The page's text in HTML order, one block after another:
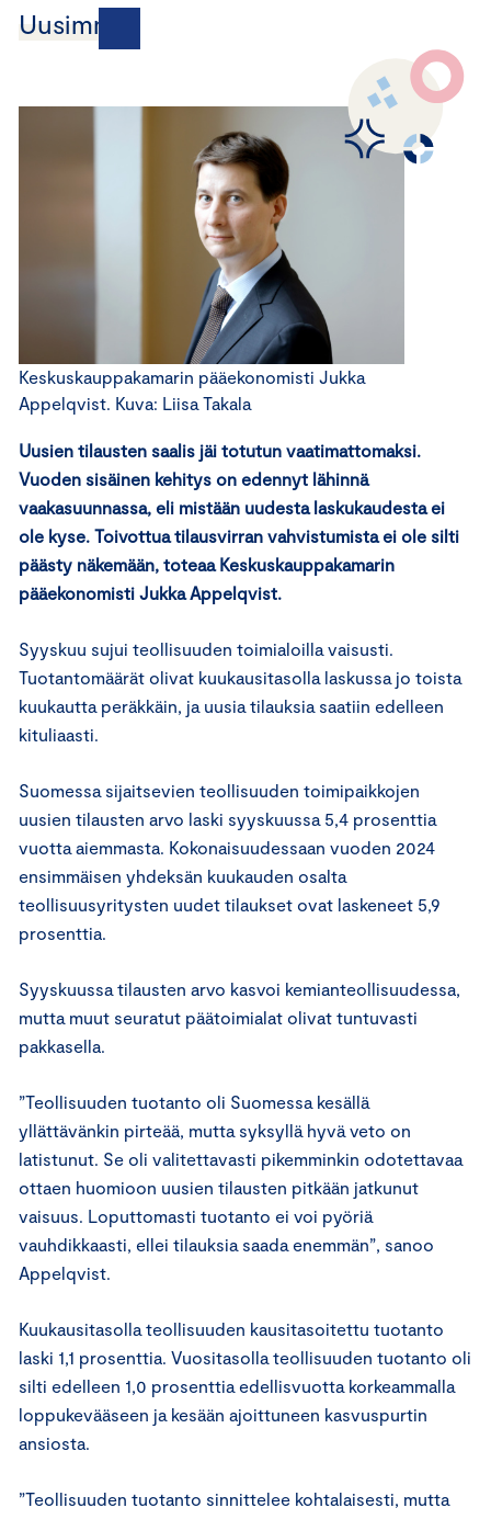
Uusimmat
Keskuskauppakamarin pääekonomisti Jukka
Appelqvist. Kuva: Liisa Takala
Uusien tilausten saalis jäi totutun vaatimattomaksi.
Vuoden sisäinen kehitys on edennyt lähinnä
vaakasuunnassa, eli mistään uudesta laskukaudesta ei
ole kyse. Toivottua tilausvirran vahvistumista ei ole silti
päästy näkemään, toteaa Keskuskauppakamarin
pääekonomisti Jukka Appelqvist.
Syyskuu sujui teollisuuden toimialoilla vaisusti.
Tuotantomäärät olivat kuukausitasolla laskussa jo toista
kuukautta peräkkäin, ja uusia tilauksia saatiin edelleen
kituliaasti.
Suomessa sijaitsevien teollisuuden toimipaikkojen
uusien tilausten arvo laski syyskuussa 5,4 prosenttia
vuotta aiemmasta. Kokonaisuudessaan vuoden 2024
ensimmäisen yhdeksän kuukauden osalta
teollisuusyritysten uudet tilaukset ovat laskeneet 5,9
prosenttia.
Syyskuussa tilausten arvo kasvoi kemianteollisuudessa,
mutta muut seuratut päätoimialat olivat tuntuvasti
pakkasella.
”Teollisuuden tuotanto oli Suomessa kesällä
yllättävänkin pirteää, mutta syksyllä hyvä veto on
latistunut. Se oli valitettavasti pikemminkin odotettavaa
ottaen huomioon uusien tilausten pitkään jatkunut
vaisuus. Loputtomasti tuotanto ei voi pyöriä
vauhdikkaasti, ellei tilauksia saada enemmän”, sanoo
Appelqvist.
Kuukausitasolla teollisuuden kausitasoitettu tuotanto
laski 1,1 prosenttia. Vuositasolla teollisuuden tuotanto oli
silti edelleen 1,0 prosenttia edellisvuotta korkeammalla
loppukevääseen ja kesään ajoittuneen kasvuspurtin
ansiosta.
”Teollisuuden tuotanto sinnittelee kohtalaisesti, mutta